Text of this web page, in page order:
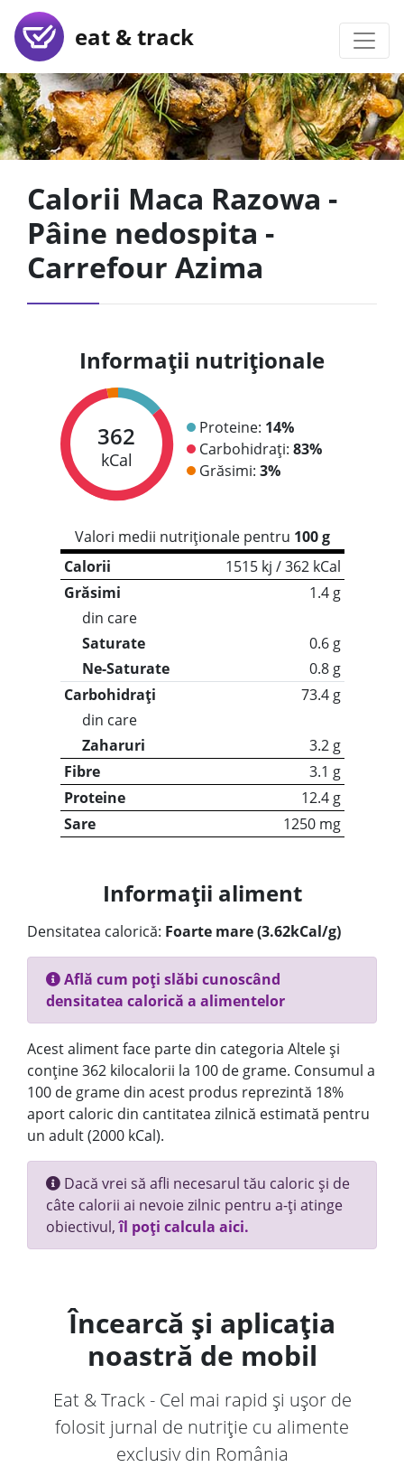
eat & track
Calorii Maca Razowa -
Pâine nedospita -
Carrefour Azima
Informații nutriționale
362
kCal
Proteine: 14%
Carbohidrați: 83%
Grăsimi: 3%
Valori medii nutriționale pentru 100 g
Calorii
1515 kj / 362 kCal
Grăsimi
1.4 g
din care
Saturate
0.6 g
Ne-Saturate
0.8 g
Carbohidrați
73.4 g
din care
Zaharuri
3.2 g
Fibre
3.1 g
Proteine
12.4 g
Sare
1250 mg
Informații aliment
Densitatea calorică: Foarte mare (3.62kCal/g)
Află cum poți slăbi cunoscând
densitatea calorică a alimentelor
Acest aliment face parte din categoria Altele și
conține 362 kilocalorii la 100 de grame. Consumul a
100 de grame din acest produs reprezintă 18%
aport caloric din cantitatea zilnică estimată pentru
un adult (2000 kCal).
Dacă vrei să afli necesarul tău caloric și de
câte calorii ai nevoie zilnic pentru a-ți atinge
obiectivul,îl poți calcula aici.
Încearcă și aplicația
noastră de mobil
Eat & Track - Cel mai rapid și ușor de
folosit jurnal de nutriție cu alimente
exclusiv din România